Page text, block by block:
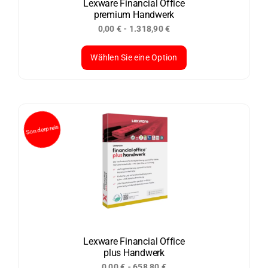
Produktseite
gewählt
werden
Lexware Financial Office
premium Handwerk
0,00 € - 1.318,90€
Wählen Sie eine Option
mehrere
Varianten
Optionen
können
der
Produktseite
Lexware Financial Office
plus Handwerk